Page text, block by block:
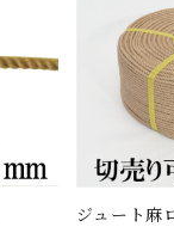
ジュート